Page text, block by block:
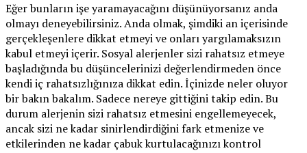
Eğer bunların işe yaramayacağını düşünüyorsanız anda
olmayı deneyebilirsiniz. Anda olmak, şimdiki an içerisinde
gerçekleşenlere dikkat etmeyi ve onları yargılamaksızın
kabul etmeyi içerir. Sosyal alerjenler sizi rahatsız etmeye
başladığında bu düşüncelerinizi değerlendirmeden önce
kendi iç rahatsızlığınıza dikkat edin. İçinizde neler oluyor
bir bakın bakalım. Sadece nereye gittiğini takip edin. Bu
durum alerjenin sizi rahatsız etmesini engellemeyecek,
ancak sizi ne kadar sinirlendirdiğini fark etmenize ve
etkilerinden ne kadar çabuk kurtulacağınızı kontrol